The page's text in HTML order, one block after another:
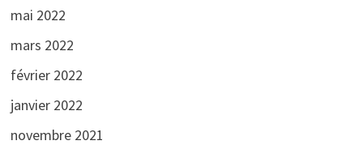
mai 2022
mars 2022
février 2022
janvier 2022
novembre 2021